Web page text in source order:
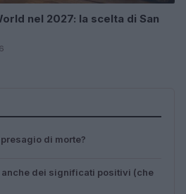
nel 2027: la scelta di San
di morte?
anche dei significati positivi (che